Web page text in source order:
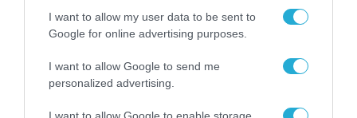
I want to allow my user data to be sent to
Google for online advertising purposes.
I want to allow Google to send me
personalized advertising.
I want to allow Google to enable storage